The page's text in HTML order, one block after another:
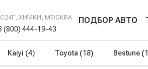
ХИМКИ, МОСКВА
(800) 444-19-43
ПОДБОР АВТО
Kaiyi (4) Toyota (18) Bestune